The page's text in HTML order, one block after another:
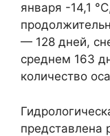
января -14,1
— 128 дней,
среднем 163
количество
представлена